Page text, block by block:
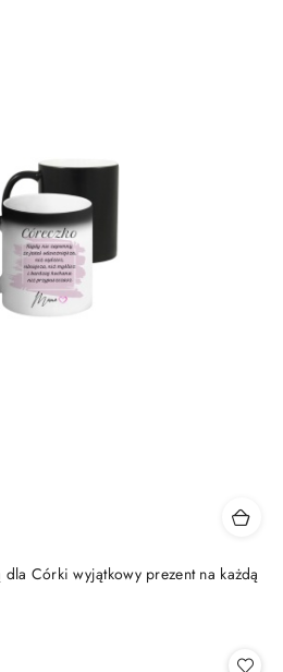
Córki wyjątkowy prezent na każdą